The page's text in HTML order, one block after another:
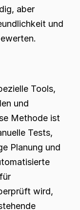
aber
und
Tools,
und
Methode ist
Tests,
Planung und
wird,